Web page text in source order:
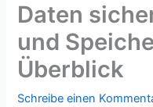
Daten
und
Überblick
Schreibe einen